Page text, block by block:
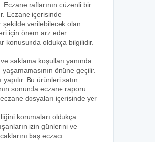
raflarının düzenli bir
Eczane içerisinde
şekilde verilebilecek olan
için önem arz eder.
konusunda oldukça bilgilidir.
saklama koşulları yanında
önüne geçilir.
Bu ürünleri satın
sonunda eczane raporu
dosyaları içerisinde yer
korumaları oldukça
izin günlerini ve
baş eczacı